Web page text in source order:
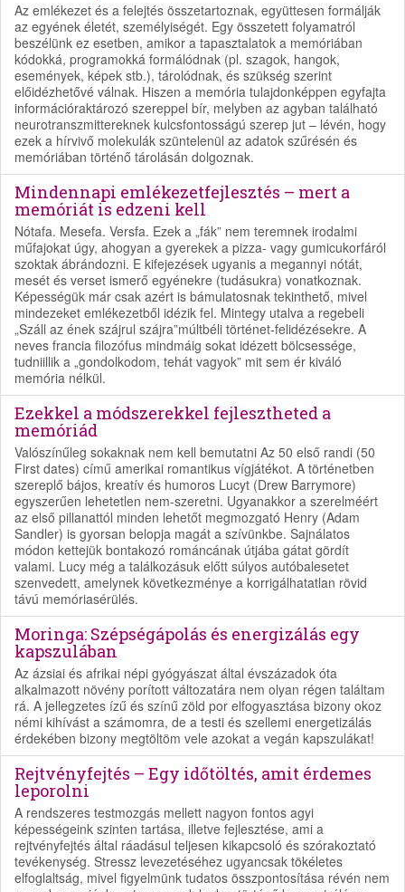
Az emlékezet és a felejtés összetartoznak, együttesen formálják
az egyének életét, személyiségét. Egy összetett folyamatról
beszélünk ez esetben, amikor a tapasztalatok a memóriában
kódokká, programokká formálódnak (pl. szagok, hangok,
események, képek stb.), tárolódnak, és szükség szerint
előidézhetővé válnak. Hiszen a memória tulajdonképpen egyfajta
információraktározó szereppel bír, melyben az agyban található
neurotranszmittereknek kulcsfontosságú szerep jut – lévén, hogy
ezek a hírvivő molekulák szüntelenül az adatok szűrésén és
memóriában történő tárolásán dolgoznak.
Mindennapi emlékezetfejlesztés – mert a
memóriát is edzeni kell
Nótafa. Mesefa. Versfa. Ezek a „fák” nem teremnek irodalmi
műfajokat úgy, ahogyan a gyerekek a pizza- vagy gumicukorfáról
szoktak ábrándozni. E kifejezések ugyanis a megannyi nótát,
mesét és verset ismerő egyénekre (tudásukra) vonatkoznak.
Képességük már csak azért is bámulatosnak tekinthető, mivel
mindezeket emlékezetből idézik fel. Mintegy utalva a regebeli
„Száll az ének szájrul szájra”múltbéli történet-felidézésekre. A
neves francia filozófus mindmáig sokat idézett bölcsessége,
tudniillik a „gondolkodom, tehát vagyok” mit sem ér kiváló
memória nélkül.
Ezekkel a módszerekkel fejlesztheted a
memóriád
Valószínűleg sokaknak nem kell bemutatni Az 50 első randi (50
First dates) című amerikai romantikus vígjátékot. A történetben
szereplő bájos, kreatív és humoros Lucyt (Drew Barrymore)
egyszerűen lehetetlen nem-szeretni. Ugyanakkor a szerelméért
az első pillanattól minden lehetőt megmozgató Henry (Adam
Sandler) is gyorsan belopja magát a szívünkbe. Sajnálatos
módon kettejük bontakozó románcának útjába gátat gördít
valami. Lucy még a találkozásuk előtt súlyos autóbalesetet
szenvedett, amelynek következménye a korrigálhatatlan rövid
távú memóriasérülés.
Moringa: Szépségápolás és energizálás egy
kapszulában
Az ázsiai és afrikai népi gyógyászat által évszázadok óta
alkalmazott növény porított változatára nem olyan régen találtam
rá. A jellegzetes ízű és színű zöld por elfogyasztása bizony okoz
némi kihívást a számomra, de a testi és szellemi energetizálás
érdekében bizony megtöltöm vele azokat a vegán kapszulákat!
Rejtvényfejtés – Egy időtöltés, amit érdemes
leporolni
A rendszeres testmozgás mellett nagyon fontos agyi
képességeink szinten tartása, illetve fejlesztése, ami a
rejtvényfejtés által ráadásul teljesen kikapcsoló és szórakoztató
tevékenység. Stressz levezetéséhez ugyancsak tökéletes
elfoglaltság, mivel figyelmünk tudatos összpontosítása révén nem